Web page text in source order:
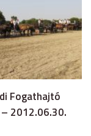
Fogathajtó
2012.06.30.